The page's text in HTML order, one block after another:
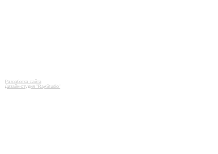
Разработка сайта
Дизайн-студия "RayStudio"